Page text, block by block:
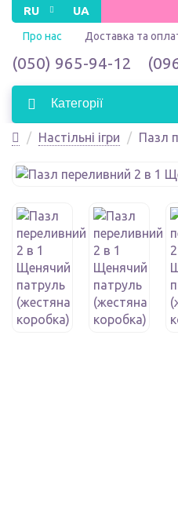
RU UA
Про нас Доставка та
(050) 965-94-12
Категорії
Настільні ігри Пазл